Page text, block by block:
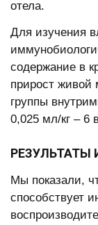
отела.
Для изучения
содержание в
прирост живой
группы
0,025 мл/кг – 6
РЕЗУЛЬТАТЫ
Мы показали,
способствует